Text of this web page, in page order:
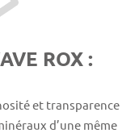
ROX :
et transparence
d’une même